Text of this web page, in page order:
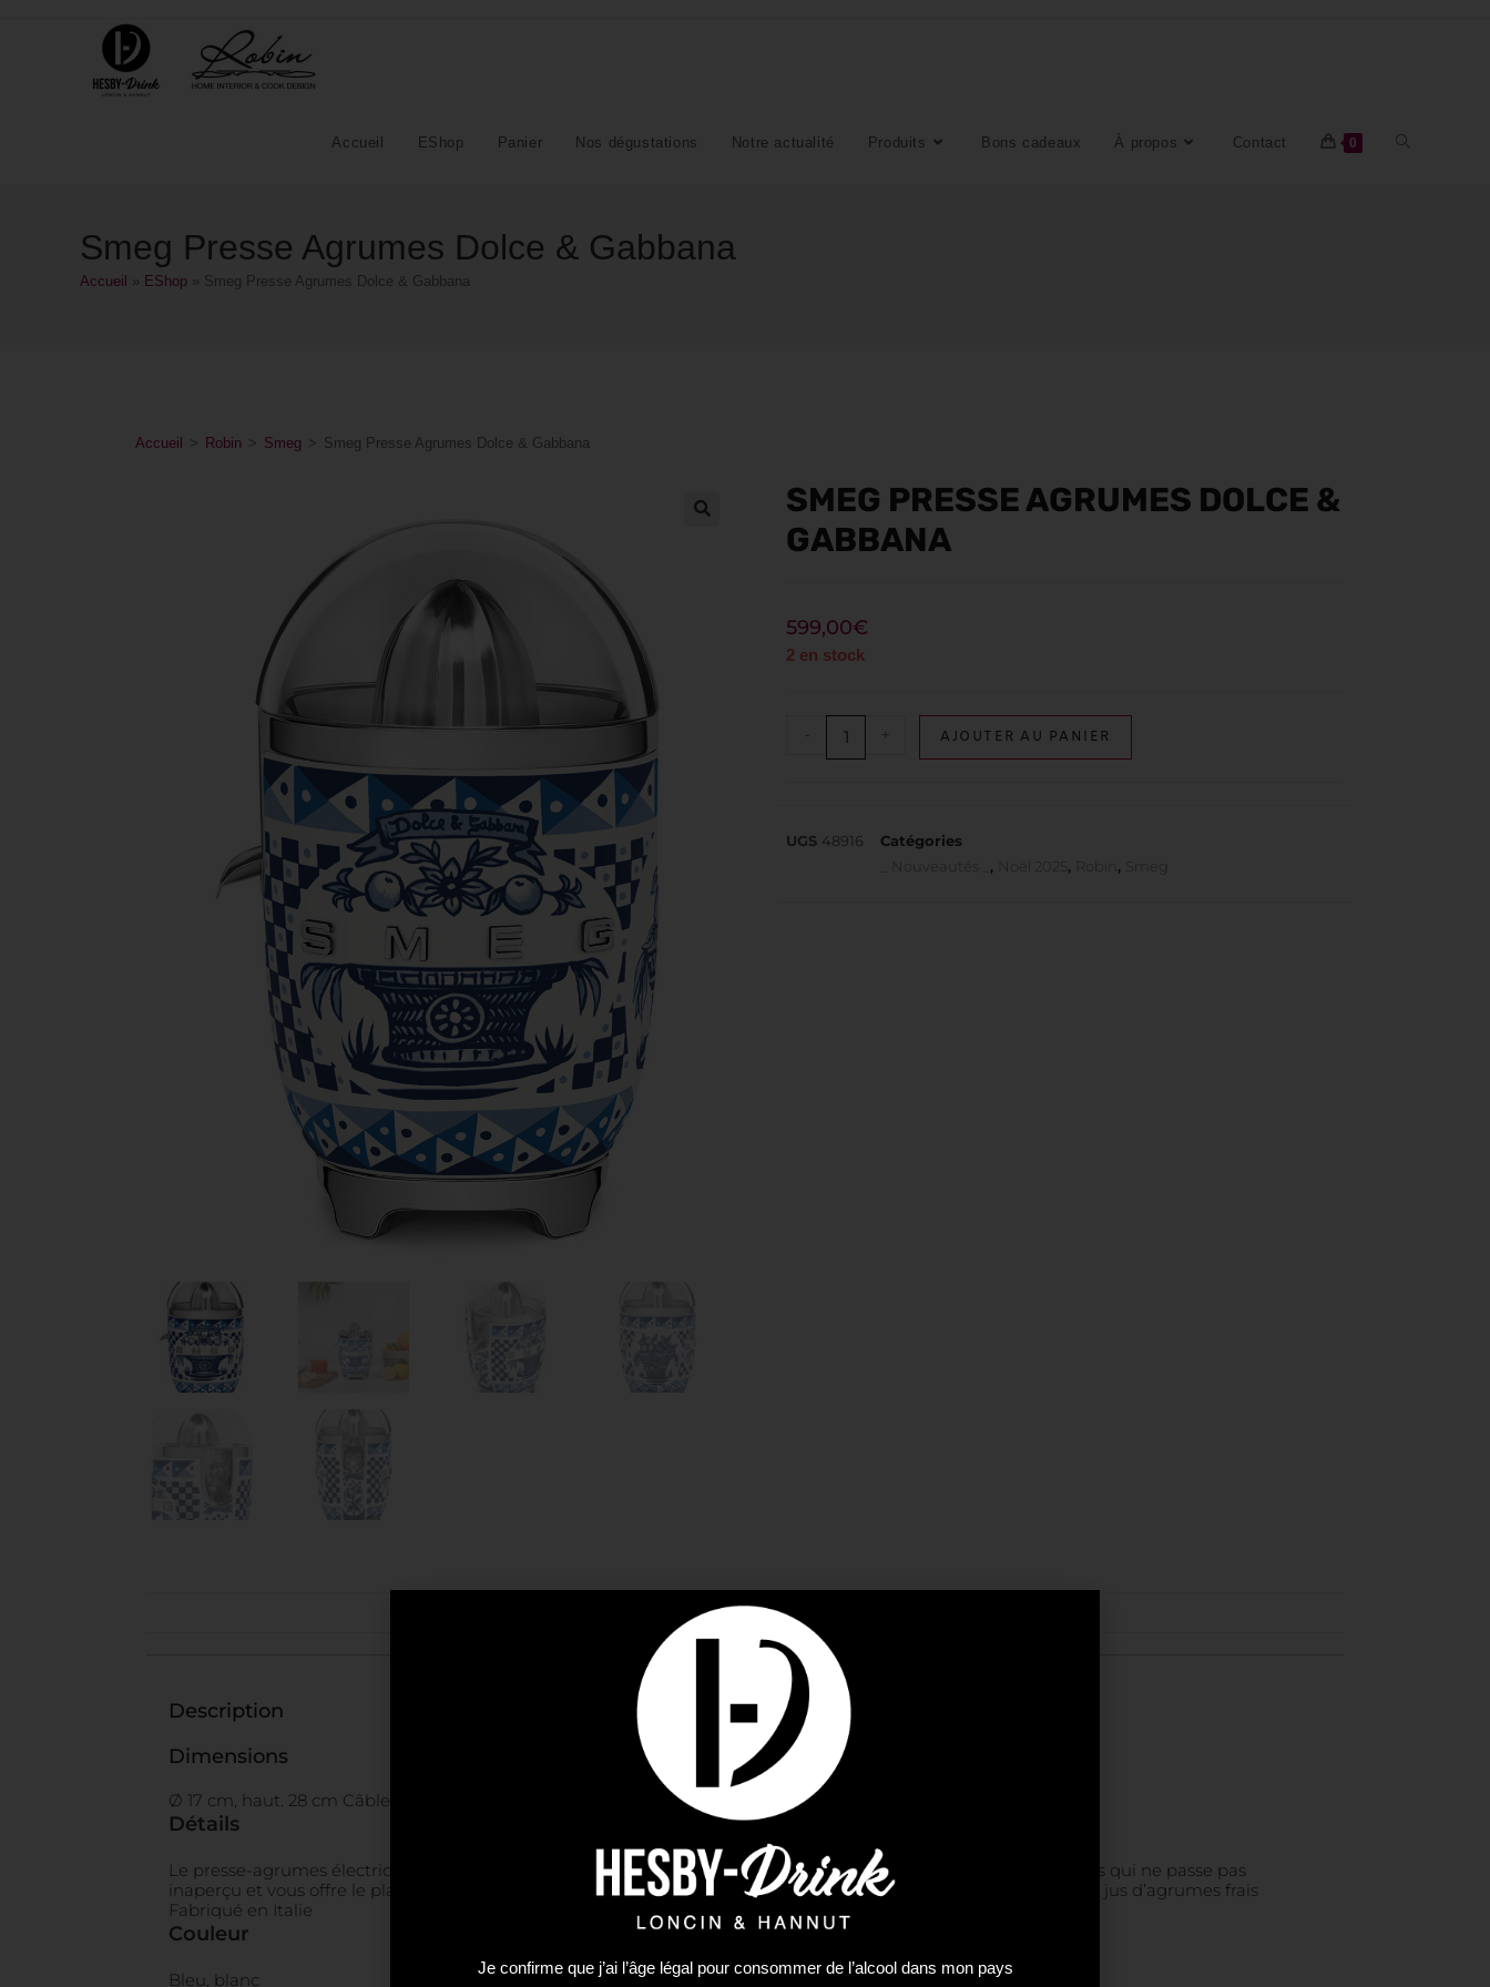
Accueil EShop Panier Nos dégustations Notre actualité Produits Bons cadeaux À propos Contact 0
Smeg Presse Agrumes Dolce & Gabbana
Accueil EShop Smeg Presse Agrumes Dolce & Gabbana
Accueil > Robin > Smeg > Smeg Presse Agrumes Dolce & Gabbana
SMEG PRESSE AGRUMES DOLCE &
GABBANA
599,00€
2 en stock
- + AJOUTER AU PANIER
UGS 48916
Catégories
_ Nouveautés _ , , Robin ,
INFORMATIONS COMPLÉMENTAIRES
Description
Dimensions
Ø 17 cm, haut. 28 cm Câble : long. 100 cm
Détails
Le presse-agrumes électrique de SMEG allie design, fiabilité et performances exceptionnelles. Un presse-agrumes qui ne passe pas
inaperçu et vous offre le plaisir de l’avoir dans votre cuisine, tout en vous permettant de profiter du bien-être d’un jus d’agrumes frais
Fabriqué en Italie
Couleur
Bleu, blanc
Je confirme que j’ai l’âge légal pour consommer de l’alcool dans mon pays